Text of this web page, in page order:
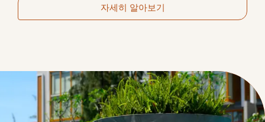
자세히 알아보기